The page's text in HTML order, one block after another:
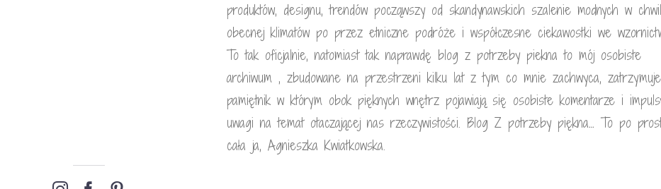
produktów, designu, trendów począwszy od skandynawskich szalenie modnych w
obecnej klimatów po przez etniczne podróże i współczesne ciekawostki we
To tak oficjalnie, natomiast tak naprawdę blog z potrzeby piekna to mój osobiste
archiwum , zbudowane na przestrzeni kilku lat z tym co mnie zachwyca,
pamiętnik w którym obok pięknych wnętrz pojawiają się osobiste komentarze i
uwagi na temat otaczającej nas rzeczywistości. Blog Z potrzeby piękna… To po
cała ja, Agnieszka Kwiatkowska.